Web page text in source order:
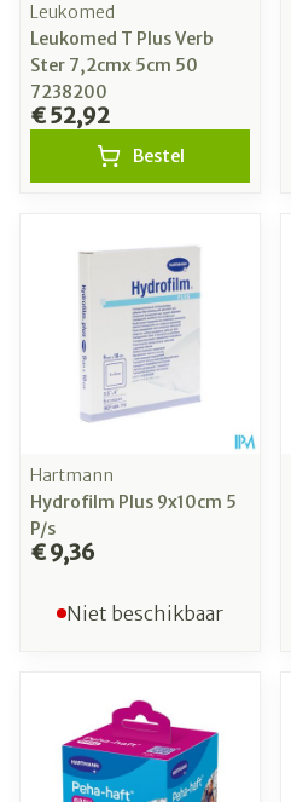
Leukomed
Leukomed T Plus Verb
Ster 7,2cmx 5cm 50
7238200
€ 52,92
Bestel
Hartmann
Hydrofilm Plus 9x10cm 5
P/s
€ 9,36
Niet beschikbaar